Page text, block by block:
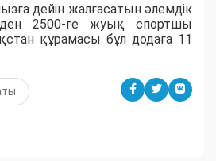
дейін жалғасатын әлемдік
2500-ге жуық спортшы
құрамасы бұл додаға 11